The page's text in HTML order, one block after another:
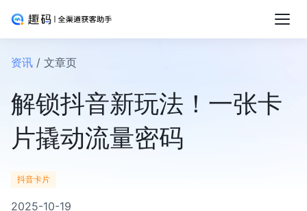
资讯 / 文章页
解锁抖音新玩法！一张卡
片撬动流量密码
抖音卡片
2025-10-19